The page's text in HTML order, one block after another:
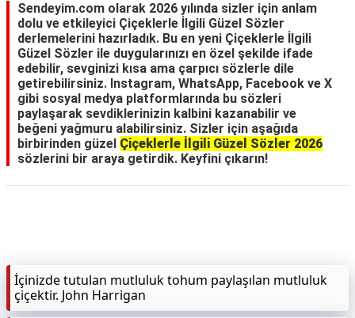
BLOG
Sendeyim.com olarak 2026 yılında sizler için anlam
dolu ve etkileyici Çiçeklerle İlgili Güzel Sözler
derlemelerini hazırladık. Bu en yeni Çiçeklerle İlgili
Güzel Sözler ile duygularınızı en özel şekilde ifade
edebilir, sevginizi kısa ama çarpıcı sözlerle dile
getirebilirsiniz. Instagram, WhatsApp, Facebook ve X
gibi sosyal medya platformlarında bu sözleri
paylaşarak sevdiklerinizin kalbini kazanabilir ve
beğeni yağmuru alabilirsiniz. Sizler için aşağıda
birbirinden güzel Çiçeklerle İlgili Güzel Sözler 2026
sözlerini bir araya getirdik. Keyfini çıkarın!
İçinizde tutulan mutluluk tohum paylaşılan mutluluk
çiçektir. John Harrigan